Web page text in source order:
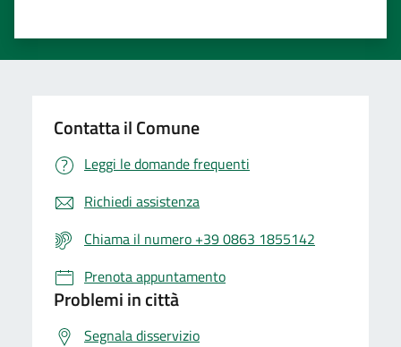
Contatta il Comune
Leggi le domande frequenti
Richiedi assistenza
Chiama il numero +39 0863 1855142
Prenota appuntamento
Problemi in città
Segnala disservizio